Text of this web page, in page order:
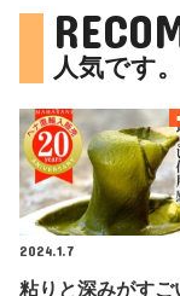
人気です。
2024.1.7
粘りと深みがす